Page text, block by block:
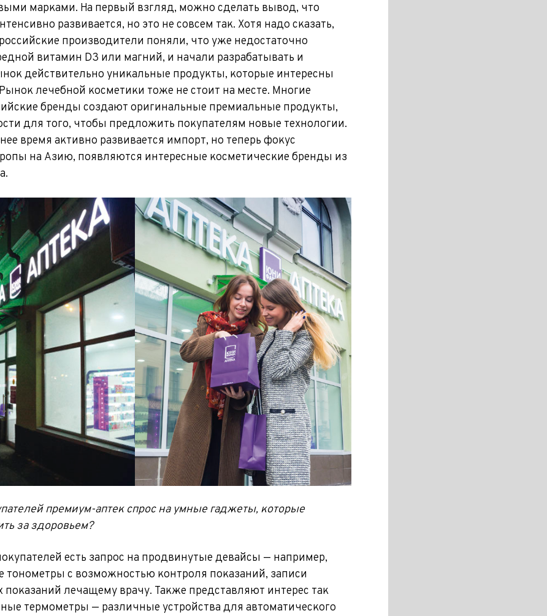
марками. На первый взгляд, можно сделать вывод, что
развивается, но это не совсем так. Хотя надо сказать,
производители поняли, что уже недостаточно
витамин D3 или магний, и начали разрабатывать и
действительно уникальные продукты, которые интересны
лечебной косметики тоже не стоит на месте. Многие
бренды создают оригинальные премиальные продукты,
для того, чтобы предложить покупателям новые технологии.
время активно развивается импорт, но теперь фокус
на Азию, появляются интересные косметические бренды из
премиум-аптек спрос на умные гаджеты, которые
за здоровьем?
есть запрос на продвинутые девайсы — например,
тонометры с возможностью контроля показаний, записи
показаний лечащему врачу. Также представляют интерес так
термометры — различные устройства для автоматического